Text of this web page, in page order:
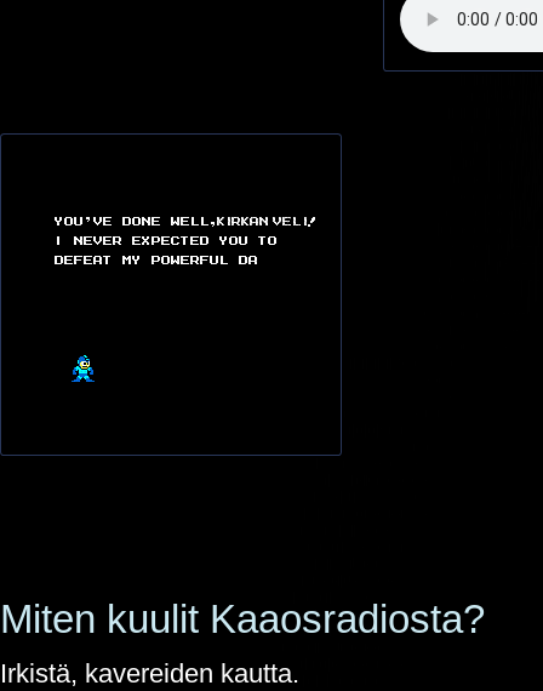
Miten kuulit Kaaosradiosta?
Irkistä, kavereiden kautta.